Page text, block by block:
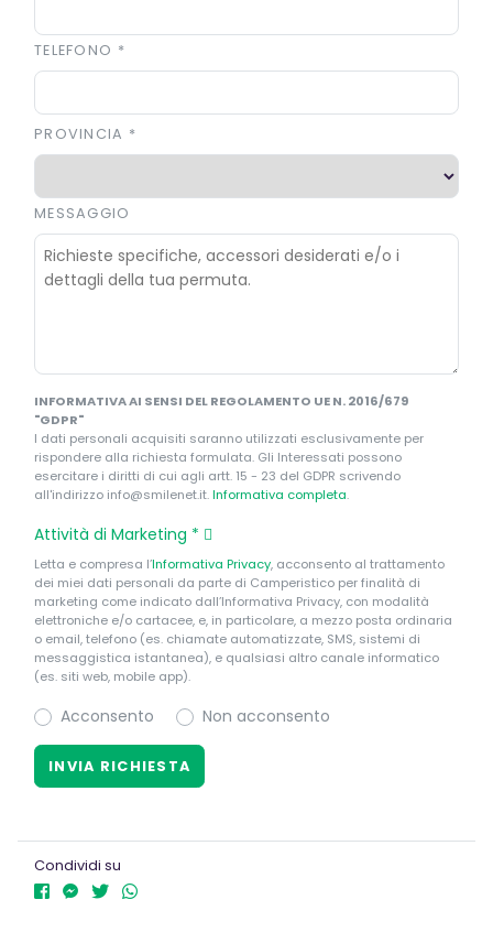
TELEFONO *
PROVINCIA *
MESSAGGIO
INFORMATIVA AI SENSI DEL REGOLAMENTO UE N. 2016/679
"GDPR"
I dati personali acquisiti saranno utilizzati esclusivamente per
rispondere alla richiesta formulata. Gli Interessati possono
esercitare i diritti di cui agli artt. 15 - 23 del GDPR scrivendo
all'indirizzo info@smilenet.it.Informativa completa.
Attività di Marketing *
Letta e compresa l’Informativa Privacy, acconsento al trattamento
dei miei dati personali da parte di Camperistico per finalità di
marketing come indicato dall’Informativa Privacy, con modalità
elettroniche e/o cartacee, e, in particolare, a mezzo posta ordinaria
o email, telefono (es. chiamate automatizzate, SMS, sistemi di
messaggistica istantanea), e qualsiasi altro canale informatico
(es. siti web, mobile app).
Acconsento Non acconsento
Condividi su